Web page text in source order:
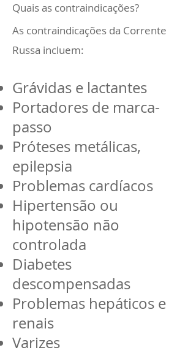
Quais as contraindicações?
As contraindicações da Corrente
Russa incluem:
Grávidas e lactantes
Portadores de marca-
passo
Próteses metálicas,
epilepsia
Problemas cardíacos
Hipertensão ou
hipotensão não
controlada
Diabetes
descompensadas
Problemas hepáticos e
renais
Varizes